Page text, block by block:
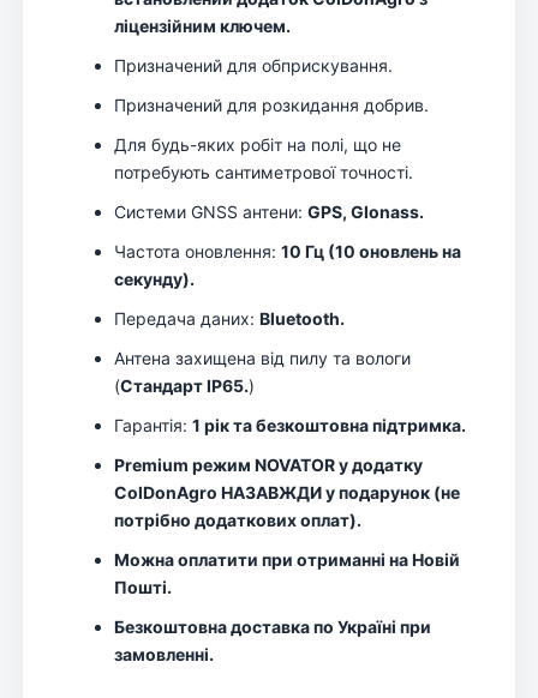
ліцензійним ключем.
Призначений для обприскування.
Призначений для розкидання добрив.
Для будь-яких робіт на полі, що не
потребують сантиметрової точності.
Системи GNSS антени: GPS, Glonass.
Частота оновлення: 10 Гц (10 оновлень на
секунду).
Передача даних: Bluetooth.
Антена захищена від пилу та вологи
(Стандарт IP65.)
Гарантія: 1 рік та безкоштовна підтримка.
Premium режим NOVATOR у додатку
ColDonAgro НАЗАВЖДИ у подарунок (не
потрібно додаткових оплат).
Можна оплатити при отриманні на Новій
Пошті.
Безкоштовна доставка по Україні при
замовленні.